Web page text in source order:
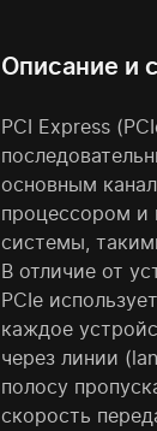
Описание и
PCI Express
основным
процессором и
системы,
В отличие от
PCIe
каждое
через линии
полосу
скорость